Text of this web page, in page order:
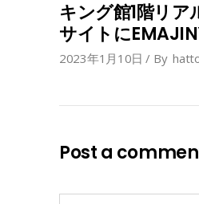
キング館1階リア
サイトに
2023年1月10日 By
Post a